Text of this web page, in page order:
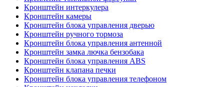
Кронштейн интеркулера
Кронштейн камеры
Кронштейн блока управления дверью
Кронштейн ручного тормоза
Кронштейн блока управления антенной
Кронштейн замка лючка бензобака
Кронштейн блока управления ABS
Кронштейн клапана печки
Кронштейн блока управления телефоном